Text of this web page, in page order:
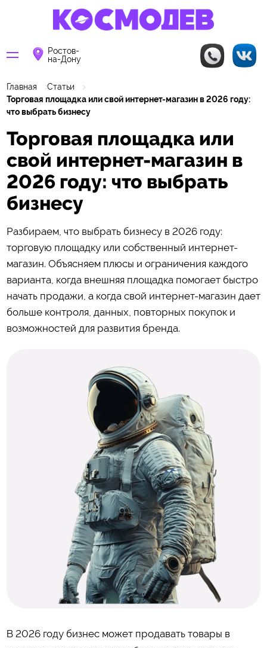
Ростов-
на-Дону
Главная
Статьи
Торговая площадка или свой интернет-магазин в 2026 году:
что выбрать бизнесу
Торговая площадка или
свой интернет-магазин в
2026 году: что выбрать
бизнесу
Разбираем, что выбрать бизнесу в 2026 году:
торговую площадку или собственный интернет-
магазин. Объясняем плюсы и ограничения каждого
варианта, когда внешняя площадка помогает быстро
начать продажи, а когда свой интернет-магазин дает
больше контроля, данных, повторных покупок и
возможностей для развития бренда.
В 2026 году бизнес может продавать товары в